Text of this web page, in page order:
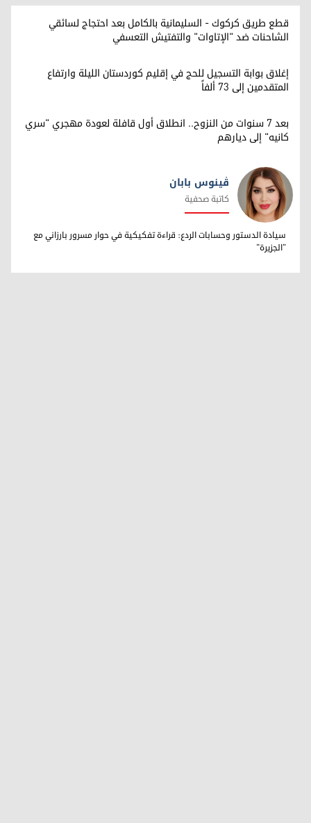
قطع طريق كركوك - السليمانية بالكامل بعد احتجاج لسائقي
الشاحنات ضد "الإتاوات" والتفتيش التعسفي
إغلاق بوابة التسجيل للحج في إقليم كوردستان الليلة وارتفاع
المتقدمين إلى 73 ألفاً
بعد 7 سنوات من النزوح.. انطلاق أول قافلة لعودة مهجري "سري
كانيه" إلى ديارهم
ڤینوس بابان
ڤینوس بابان
كاتبة صحفية
سيادة الدستور وحسابات الردع: قراءة تفكيكية في حوار مسرور بارزاني مع
"الجزيرة"